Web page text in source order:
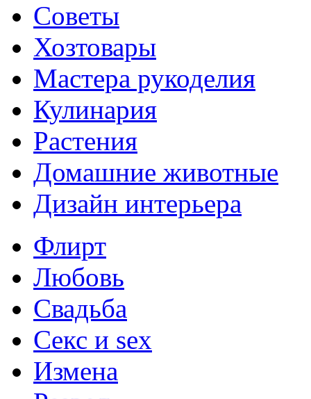
Советы
Хозтовары
Мастера рукоделия
Кулинария
Растения
Домашние животные
Дизайн интерьера
Флирт
Любовь
Свадьба
Секс и sex
Измена